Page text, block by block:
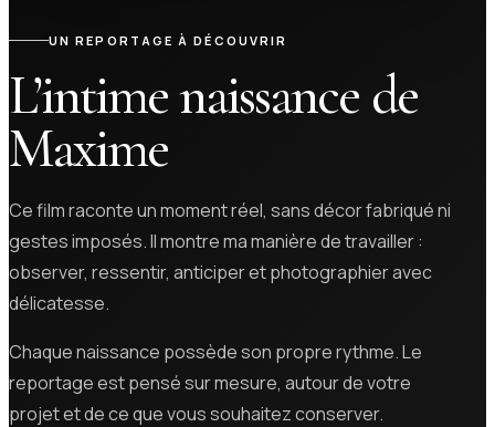
UN REPORTAGE À DÉCOUVRIR
L’intime naissance de
Maxime
Ce film raconte un moment réel, sans décor fabriqué ni
gestes imposés. Il montre ma manière de travailler :
observer, ressentir, anticiper et photographier avec
délicatesse.
Chaque naissance possède son propre rythme. Le
reportage est pensé sur mesure, autour de votre
projet et de ce que vous souhaitez conserver.